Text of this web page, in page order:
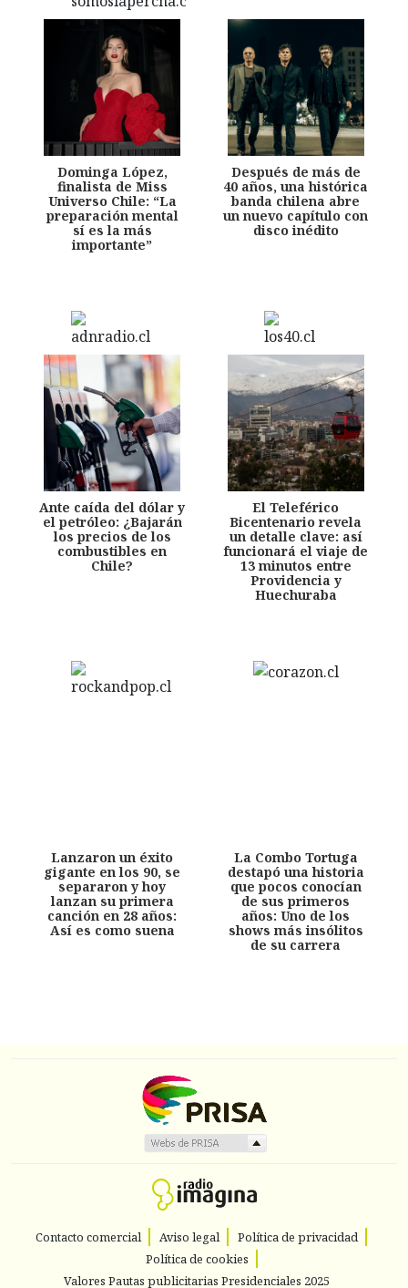
Dominga López,
finalista de Miss
Universo Chile: “La
preparación mental
sí es la más
importante”
Después de más de
40 años, una histórica
banda chilena abre
un nuevo capítulo con
disco inédito
Ante caída del dólar y
el petróleo: ¿Bajarán
los precios de los
combustibles en
Chile?
El Teleférico
Bicentenario revela
un detalle clave: así
funcionará el viaje de
13 minutos entre
Providencia y
Huechuraba
Lanzaron un éxito
gigante en los 90, se
separaron y hoy
lanzan su primera
canción en 28 años:
Así es como suena
La Combo Tortuga
destapó una historia
que pocos conocían
de sus primeros
años: Uno de los
shows más insólitos
de su carrera
Contacto comercial Aviso legal
Política de privacidad
Política de cookies
Valores Pautas publicitarias Presidenciales 2025